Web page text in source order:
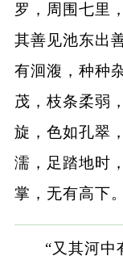
罗，周围七里
其善见池东出
有洄澓，种种
茂，枝条柔弱
旋，色如孔翠
濡，足踏地时
掌，无有高下。
“又其河中